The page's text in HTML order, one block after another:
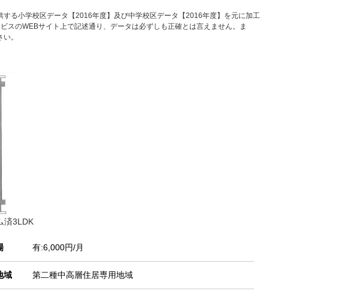
る小学校区データ【2016年度】及び中学校区データ【2016年度】を元に加工
スのWEBサイト上で記述通り、データは必ずしも正確とは言えません。ま
。
済3LDK
有:6,000円/月
域 第二種中高層住居専用地域